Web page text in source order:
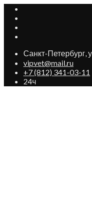
Санкт-Петербург,
vipvet@mail.ru
+7 (812) 341-03-11
24ч